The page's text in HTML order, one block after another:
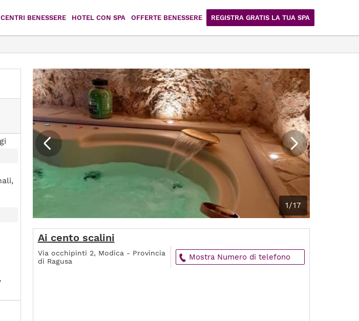
Enna
Palermo
Siracusa
BENESSERE HOTEL CON SPA OFFERTE BENESSERE REGISTRA GRATIS LA TUA SPA
1/17
Ai cento scalini
Via occhipinti 2, Modica - Provincia
di Ragusa
Mostra Numero di telefono